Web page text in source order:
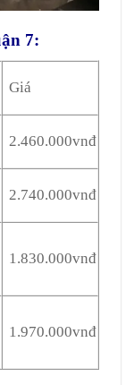
7:
Giá
2.460.000vnđ
2.740.000vnđ
1.830.000vnđ
1.970.000vnđ